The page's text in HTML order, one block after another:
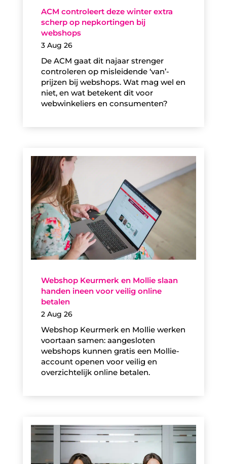
ACM controleert deze winter extra
scherp op nepkortingen bij
webshops
3 Aug 26
De ACM gaat dit najaar strenger
controleren op misleidende ‘van’-
prijzen bij webshops. Wat mag wel en
niet, en wat betekent dit voor
webwinkeliers en consumenten?
Webshop Keurmerk en Mollie slaan
handen ineen voor veilig online
betalen
2 Aug 26
Webshop Keurmerk en Mollie werken
voortaan samen: aangesloten
webshops kunnen gratis een Mollie-
account openen voor veilig en
overzichtelijk online betalen.